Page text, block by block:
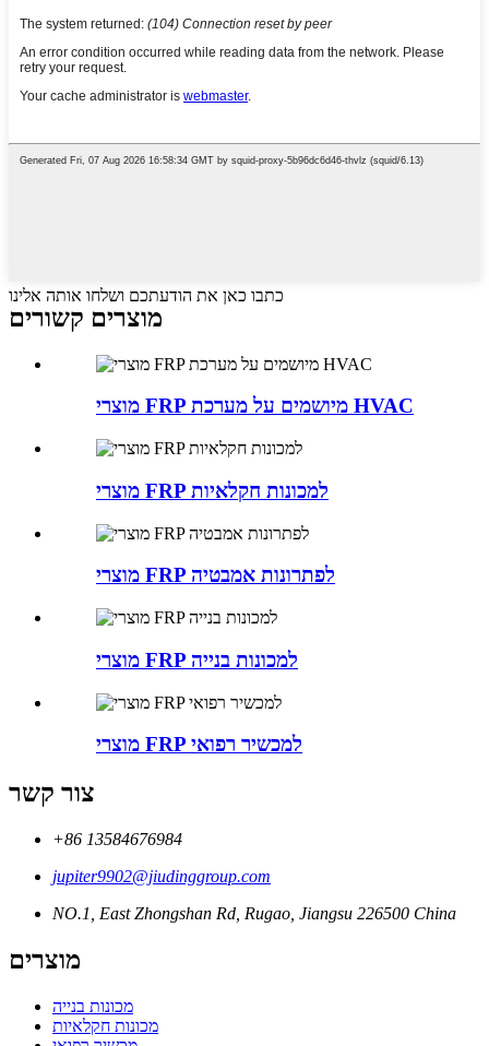
כתבו כאן את הודעתכם ושלחו אותה אלינו
מוצרים קשורים
מוצרי FRP מיושמים על מערכת HVAC
מוצרי FRP למכונות חקלאיות
מוצרי FRP לפתרונות אמבטיה
מוצרי FRP למכונות בנייה
מוצרי FRP למכשיר רפואי
צור קשר
+86 13584676984
jupiter9902@jiudinggroup.com
NO.1, East Zhongshan Rd, Rugao, Jiangsu 226500 China
מוצרים
מכונות בנייה
מכונות חקלאיות